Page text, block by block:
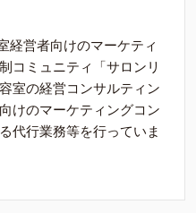
経営者向けのマーケティ
コミュニティ「サロンリ
室の経営コンサルティン
けのマーケティングコン
代行業務等を行っていま